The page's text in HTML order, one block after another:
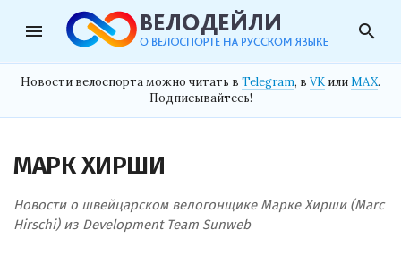
menu search
Новости велоспорта можно читать в Telegram, в VK илиMAX.
Подписывайтесь!
МАРК ХИРШИ
Новости о швейцарском велогонщике Марке Хирши (Marc
Hirschi) из Development Team Sunweb